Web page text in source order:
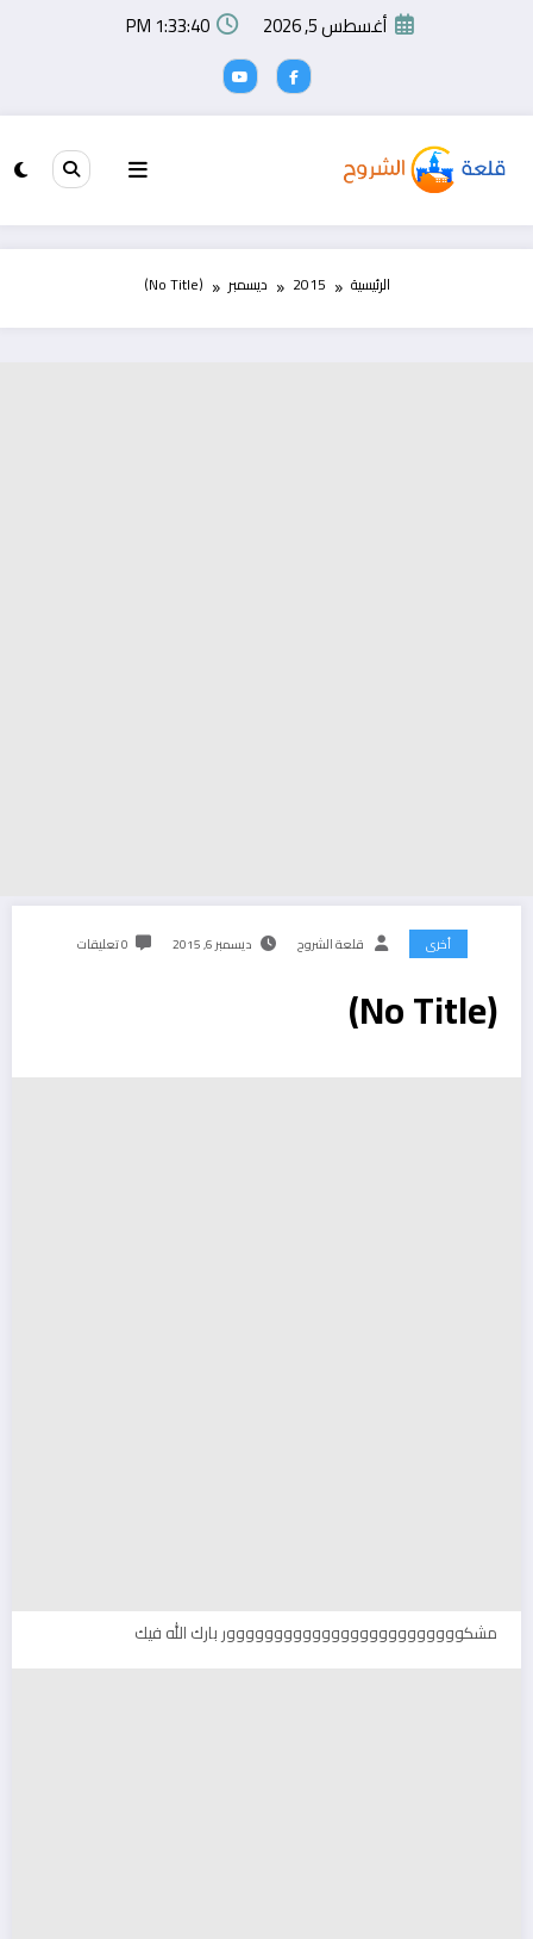
أغسطس 5, 2026 1:33:40 PM
الرئيسية 2015 ديسمبر (No Title)
أخرى قلعة الشروح ديسمبر 6, 2015 0 تعليقات
(No Title)
مشكووووووووووووووووووووووووور بارك الله فيك